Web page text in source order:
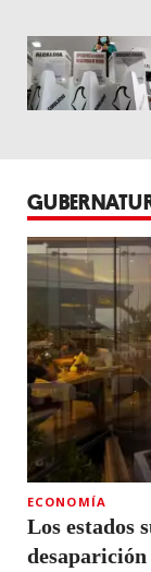
ECONOMÍA
Los estados
desaparición